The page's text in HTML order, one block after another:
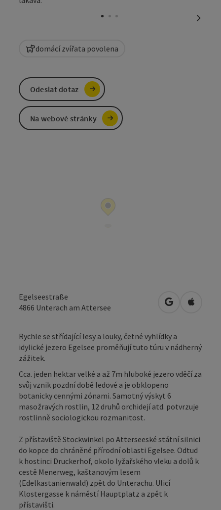
domácí zvířata povolena
Egelseestraße
4866 Unterach am Attersee Otevřít vOtevřít
Rychle se střídající lesy a louky, četné vyhlídky a
idylické jezero Egelsee proměňují tuto túru v nádherný
zážitek.
Cca. jeden hektar velké a až 7m hluboké jezero vděčí za
svůj vznik pozdní době ledové a je obklopeno
botanicky cennými zónami. Samotný výskyt 6
masožravých rostlin, 12 druhů orchidejí atd. potvrzuje
rostlinně sociologickou rozmanitost.
Z přístaviště Stockwinkel po Atterseeské státní silnici
do kopce do chráněné přírodní oblasti Egelsee. Odtud
k hostinci Druckerhof, okolo lyžařského vleku a dolů k
cestě Menerweg, kaštanovým lesem
(Edelkastanienwald) zpět do Unterachu. Ulicí
Klostergasse k náměstí Hauptplatz a zpět k
přístavišti.
Odeslat dotaz
Na webové stránky